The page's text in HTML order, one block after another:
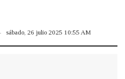
sábado, 26 julio 2025 10:55 AM